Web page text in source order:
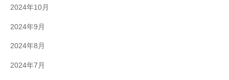
2024年10月
2024年9月
2024年8月
2024年7月